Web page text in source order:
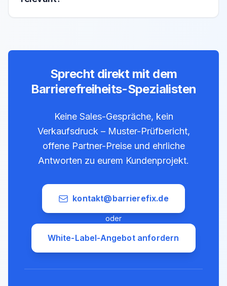
Sprecht direkt mit dem
Barrierefreiheits-Spezialisten
Keine Sales-Gespräche, kein
Verkaufsdruck – Muster-Prüfbericht,
offene Partner-Preise und ehrliche
Antworten zu eurem Kundenprojekt.
kontakt@barrierefix.de
oder
White-Label-Angebot anfordern